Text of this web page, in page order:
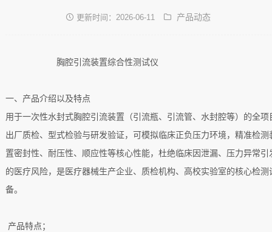
更新时间：2026-06-11 产品动态
胸腔引流装置综合性测试仪
‌一、 产品介绍以及特点
用于一次性水封式胸腔引流装置（引流瓶、引流管、水封腔等）的全项
出厂质检、型式检验与研发验证，可模拟临床正负压力环境，精准检测
置密封性、耐压性、顺应性等核心性能，杜绝临床因泄漏、压力异常引
的医疗风险，是医疗器械生产企业、质检机构、高校实验室的核心检测
备。
产品特点；